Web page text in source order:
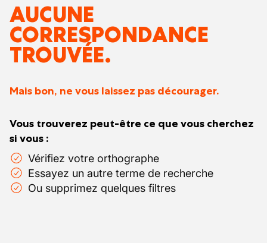
AUCUNE
CORRESPONDANCE
TROUVÉE.
Mais bon, ne vous laissez pas décourager.
Vous trouverez peut-être ce que vous cherchez
si vous :
Vérifiez votre orthographe
Essayez un autre terme de recherche
Ou supprimez quelques filtres